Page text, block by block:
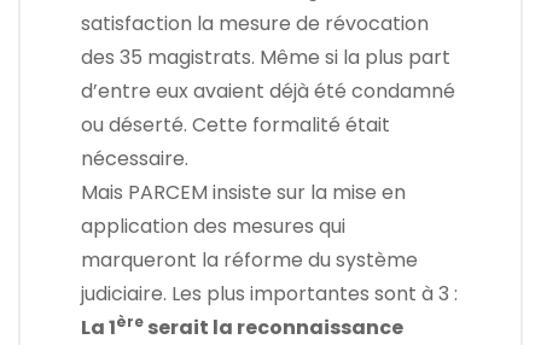
satisfaction la mesure de révocation
des 35 magistrats. Même si la plus part
d’entre eux avaient déjà été condamné
ou déserté. Cette formalité était
nécessaire.
Mais PARCEM insiste sur la mise en
application des mesures qui
marqueront la réforme du système
judiciaire. Les plus importantes sont à 3 :
La 1ère serait la reconnaissance